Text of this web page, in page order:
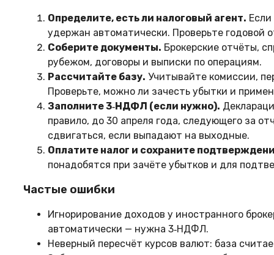
Определите, есть ли налоговый агент.
удержан автоматически. Проверьте годовой
Соберите документы. Брокерские отчёты,
рубежом, договоры и выписки по операциям.
Рассчитайте базу. Учитывайте комиссии,
Проверьте, можно ли зачесть убытки и
Заполните 3‑НДФЛ (если нужно).
правило, до 30 апреля года, следующего за
сдвигаться, если выпадают на выходные.
Оплатите налог и сохраните
понадобятся при зачёте убытков и для
Частые ошибки
Игнорирование доходов у иностранного
автоматически — нужна 3‑НДФЛ.
Неверный пересчёт курсов валют: база